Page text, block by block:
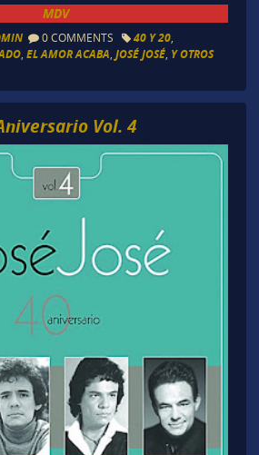
MDV
0 COMMENTS 40 Y 20,
, EL AMOR ACABA JOSÉ JOSÉ, Y OTROS
Vol. 4